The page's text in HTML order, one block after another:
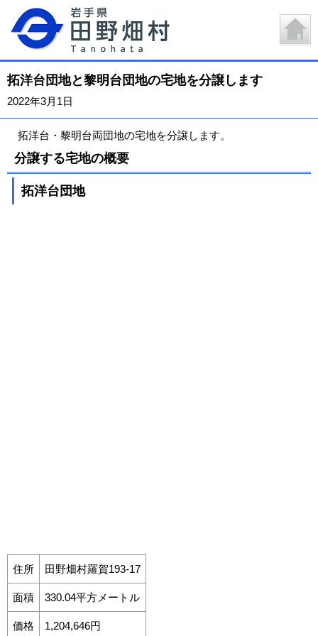
拓洋台団地と黎明台団地の宅地を分譲します
2022年3月1日
拓洋台・黎明台両団地の宅地を分譲します。
分譲する宅地の概要
拓洋台団地
住所 田野畑村羅賀193-17
面積 330.04平方メートル
価格 1,204,646円